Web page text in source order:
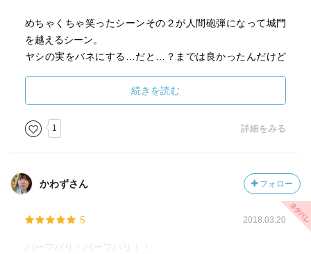
めちゃくちゃ笑ったシーンその２が人間砲弾になって城門
を越えるシーン。
ヤシの実をバネにする…だと…？までは良かったんだけど
やっとバラーラデーヴァと対決か…と思ったらデーヴァセ
ーナがカッタッパとアヴァンティカを連れて儀式を始めた
インドにおいてやっぱりこういう儀式って大切なんだろう
なと自分に言いきかせた。突っ込んじゃ駄目だなこの映画
続きを読む
1 詳細をみる
かわずさん フォロー
5 2018.03.20
バーフバリ！バーフバリ！！